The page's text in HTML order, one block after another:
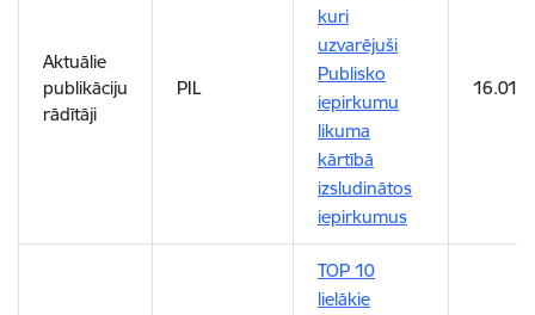
Aktuālie
publikāciju
rādītāji
PIL
kuri
uzvarējuši
Publisko
iepirkumu
likuma
kārtībā
izsludinātos
iepirkumus
TOP 10
lielākie